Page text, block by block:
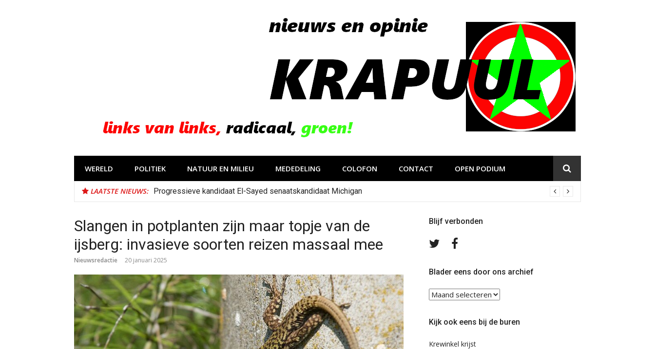
WERELD POLITIEK NATUUR EN MILIEU MEDEDELING COLOFON CONTACT OPEN PODIUM
LAATSTE NIEUWS: Progressieve kandidaat El-Sayed senaatskandidaat Michigan
Bestorming Ceuta gevolg van op sociale media verspreide hoax?
Slangen in potplanten zijn maar topje van de
ijsberg: invasieve soorten reizen massaal mee
Nieuwsredactie 20 januari 2025
Blijf verbonden
Volg
TwitterFacebook
Blader eens door ons archief
Blader
eens
ons
Kijk ook eens bij de buren
Krewinkel krijst